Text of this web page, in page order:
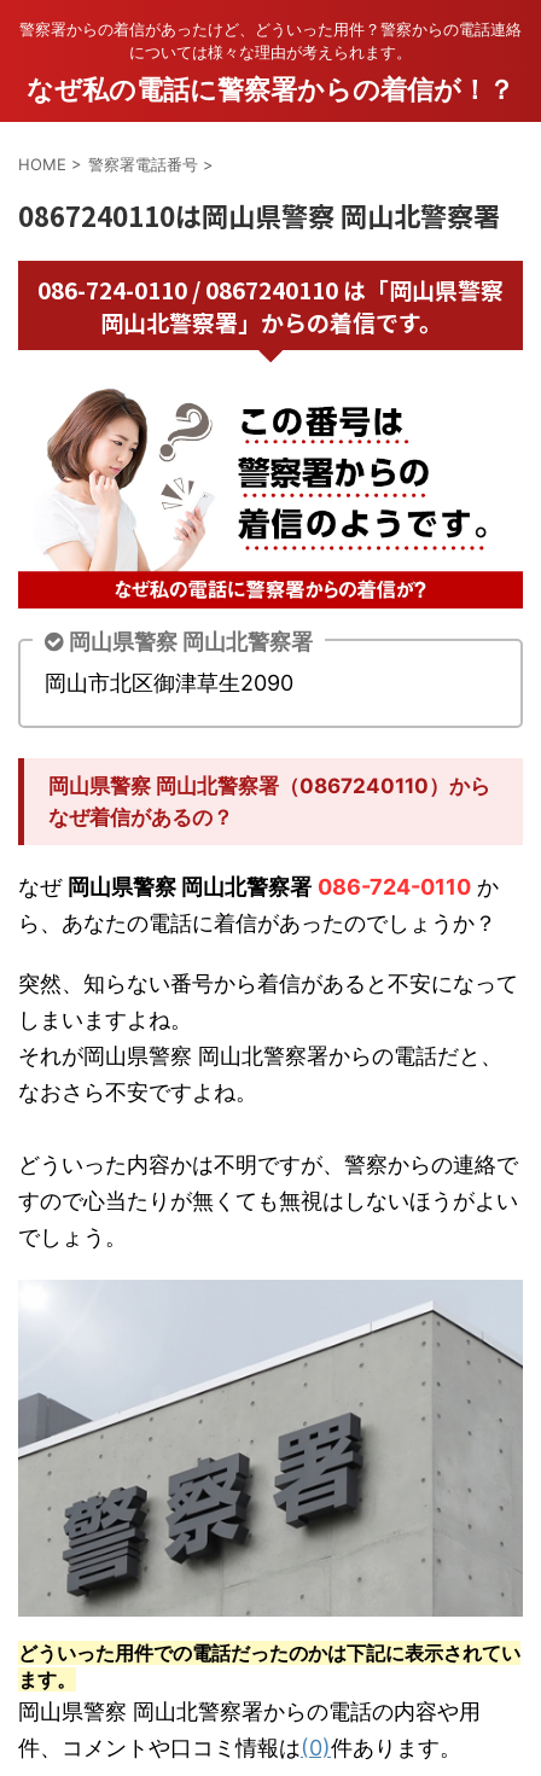
警察署からの着信があったけど、どういった用件？警察からの電話連絡
については様々な理由が考えられます。
なぜ私の電話に警察署からの着信が！？
HOME > 警察署電話番号 >
0867240110は岡山県警察 岡山北警察署
086-724-0110 / 0867240110 は「岡山県警察
岡山北警察署」からの着信です。
岡山県警察 岡山北警察署
岡山市北区御津草生2090
岡山県警察 岡山北警察署（0867240110）から
なぜ着信があるの？
なぜ 岡山県警察 岡山北警察署 086-724-0110 か
ら、あなたの電話に着信があったのでしょうか？
突然、知らない番号から着信があると不安になって
しまいますよね。
それが岡山県警察 岡山北警察署からの電話だと、
なおさら不安ですよね。
どういった内容かは不明ですが、警察からの連絡で
すので心当たりが無くても無視はしないほうがよい
でしょう。
どういった用件での電話だったのかは下記に表示されてい
ます。
岡山県警察 岡山北警察署からの電話の内容や用
件、コメントや口コミ情報は(0)件あります。